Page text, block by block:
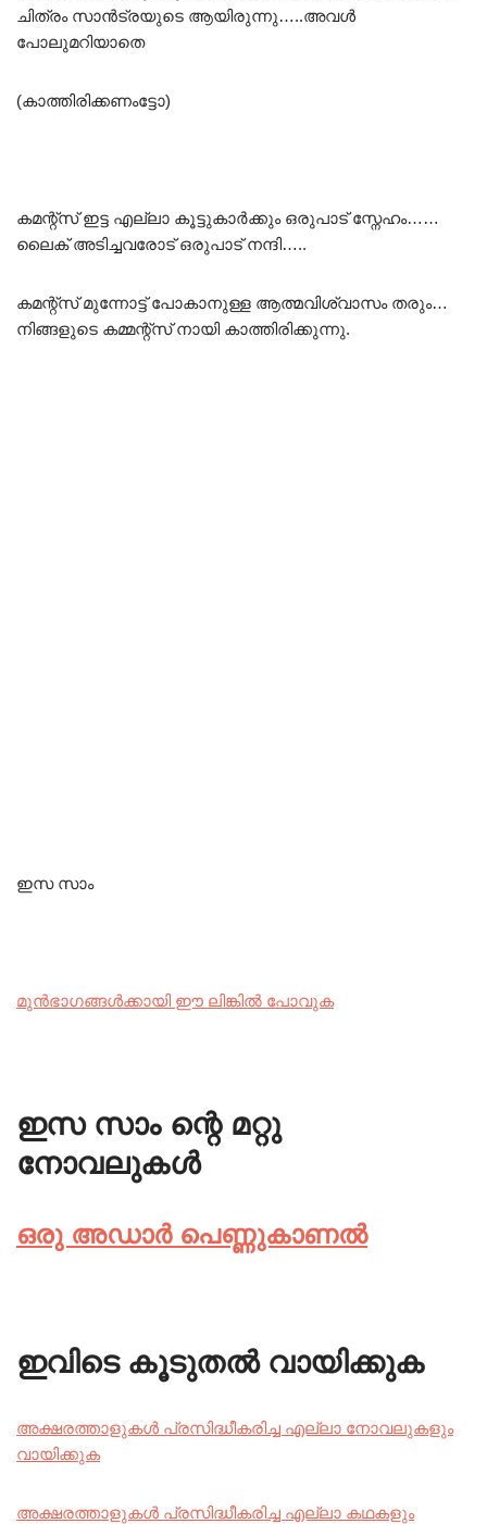
ചിത്രം സാൻട്രയുടെ ആയിരുന്നു…..അവൾ
പോലുമറിയാതെ
(കാത്തിരിക്കണംട്ടോ)
കമന്റ്സ് ഇട്ട എല്ലാ കൂട്ടുകാർക്കും ഒരുപാട് സ്നേഹം……
ലൈക് അടിച്ചവരോട് ഒരുപാട് നന്ദി…..
കമന്റ്സ് മുന്നോട്ട് പോകാനുള്ള ആത്മവിശ്വാസം തരും…
നിങ്ങളുടെ കമ്മന്റ്സ് നായി കാത്തിരിക്കുന്നു.
ഇസ സാം
മുൻഭാഗങ്ങൾക്കായി ഈ ലിങ്കിൽ പോവുക
ഇസ സാം ന്റെ മറ്റു
നോവലുകൾ
ഒരു അഡാർ പെണ്ണുകാണൽ
ഇവിടെ കൂടുതൽ വായിക്കുക
അക്ഷരത്താളുകൾ പ്രസിദ്ധീകരിച്ച എല്ലാ നോവലുകളും
വായിക്കുക
അക്ഷരത്താളുകൾ പ്രസിദ്ധീകരിച്ച എല്ലാ കഥകളും